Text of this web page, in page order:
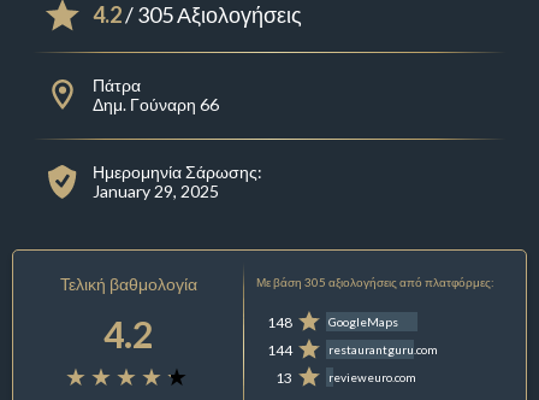
4.2/ 305 Αξιολογήσεις
Πάτρα
Δημ. Γούναρη 66
Ημερομηνία Σάρωσης:
January 29, 2025
Τελική βαθμολογία
4.2
Με βάση 305 αξιολογήσεις από πλατφόρμες:
148 GoogleMaps
144 restaurantguru.com
13 revieweuro.com